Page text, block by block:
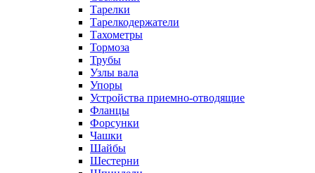
Тарелки
Тарелкодержатели
Тахометры
Тормоза
Трубы
Узлы вала
Упоры
Устройства приемно-отводящие
Фланцы
Форсунки
Чашки
Шайбы
Шестерни